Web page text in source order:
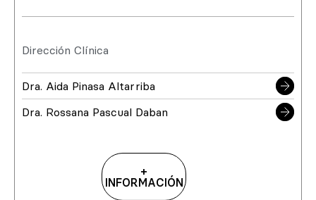
Dirección Clínica
Dra. Aida Pinasa Altarriba
Dra. Rossana Pascual Daban
+
INFORMACIÓN